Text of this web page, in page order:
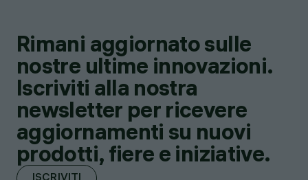
Rimani aggiornato sulle
nostre ultime innovazioni.
Iscriviti alla nostra
newsletter per ricevere
aggiornamenti su nuovi
prodotti, fiere e iniziative.